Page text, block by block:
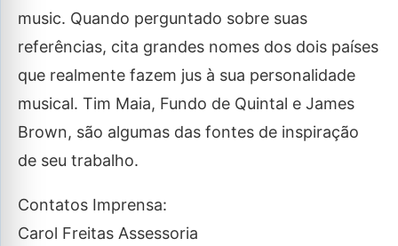
music. Quando perguntado sobre suas
referências, cita grandes nomes dos dois países
que realmente fazem jus à sua personalidade
musical. Tim Maia, Fundo de Quintal e James
Brown, são algumas das fontes de inspiração
de seu trabalho.
Contatos Imprensa:
Carol Freitas Assessoria